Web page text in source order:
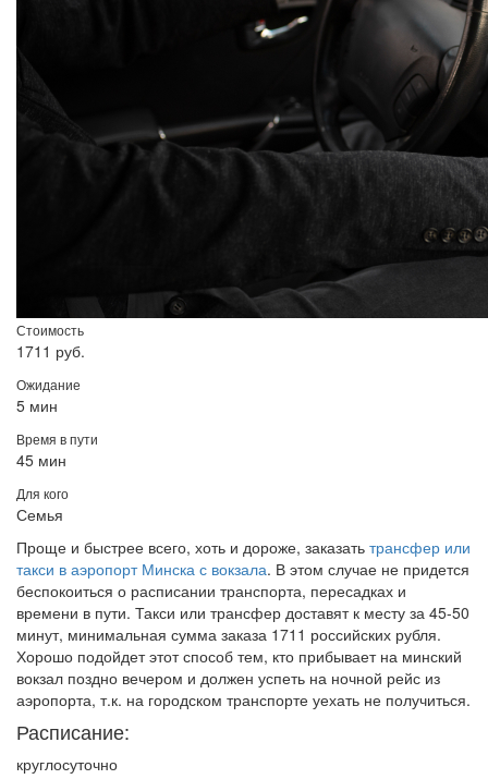
Стоимость
1711 руб.
Ожидание
5 мин
Время в пути
45 мин
Для кого
Семья
Проще и быстрее всего, хоть и дороже, заказать трансфер или
такси в аэропорт Минска с вокзала. В этом случае не придется
беспокоиться о расписании транспорта, пересадках и
времени в пути. Такси или трансфер доставят к месту за 45-50
минут, минимальная сумма заказа 1711 российских рубля.
Хорошо подойдет этот способ тем, кто прибывает на минский
вокзал поздно вечером и должен успеть на ночной рейс из
аэропорта, т.к. на городском транспорте уехать не получиться.
Расписание:
круглосуточно